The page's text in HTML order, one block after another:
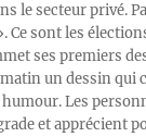
le secteur privé.
Ce sont les
ses premiers
un dessin qui
Les
et apprécient